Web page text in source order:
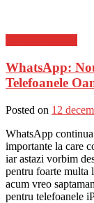
WhatsApp:
Telefoanele
Posted on 12
WhatsApp
importante la care
iar astazi vorbim
pentru foarte multa
acum vreo
pentru telefoanele